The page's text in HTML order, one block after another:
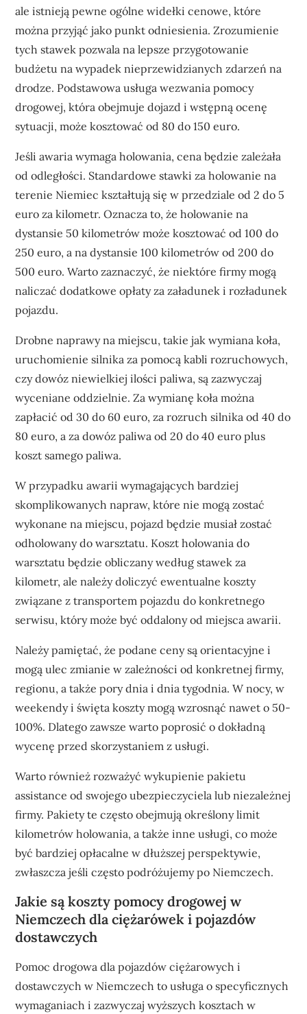
ale istnieją pewne ogólne widełki cenowe, które
można przyjąć jako punkt odniesienia. Zrozumienie
tych stawek pozwala na lepsze przygotowanie
budżetu na wypadek nieprzewidzianych zdarzeń na
drodze. Podstawowa usługa wezwania pomocy
drogowej, która obejmuje dojazd i wstępną ocenę
sytuacji, może kosztować od 80 do 150 euro.
Jeśli awaria wymaga holowania, cena będzie zależała
od odległości. Standardowe stawki za holowanie na
terenie Niemiec kształtują się w przedziale od 2 do 5
euro za kilometr. Oznacza to, że holowanie na
dystansie 50 kilometrów może kosztować od 100 do
250 euro, a na dystansie 100 kilometrów od 200 do
500 euro. Warto zaznaczyć, że niektóre firmy mogą
naliczać dodatkowe opłaty za załadunek i rozładunek
pojazdu.
Drobne naprawy na miejscu, takie jak wymiana koła,
uruchomienie silnika za pomocą kabli rozruchowych,
czy dowóz niewielkiej ilości paliwa, są zazwyczaj
wyceniane oddzielnie. Za wymianę koła można
zapłacić od 30 do 60 euro, za rozruch silnika od 40 do
80 euro, a za dowóz paliwa od 20 do 40 euro plus
koszt samego paliwa.
W przypadku awarii wymagających bardziej
skomplikowanych napraw, które nie mogą zostać
wykonane na miejscu, pojazd będzie musiał zostać
odholowany do warsztatu. Koszt holowania do
warsztatu będzie obliczany według stawek za
kilometr, ale należy doliczyć ewentualne koszty
związane z transportem pojazdu do konkretnego
serwisu, który może być oddalony od miejsca awarii.
Należy pamiętać, że podane ceny są orientacyjne i
mogą ulec zmianie w zależności od konkretnej firmy,
regionu, a także pory dnia i dnia tygodnia. W nocy, w
weekendy i święta koszty mogą wzrosnąć nawet o 50-
100%. Dlatego zawsze warto poprosić o dokładną
wycenę przed skorzystaniem z usługi.
Warto również rozważyć wykupienie pakietu
assistance od swojego ubezpieczyciela lub niezależnej
firmy. Pakiety te często obejmują określony limit
kilometrów holowania, a także inne usługi, co może
być bardziej opłacalne w dłuższej perspektywie,
zwłaszcza jeśli często podróżujemy po Niemczech.
Jakie są koszty pomocy drogowej w
Niemczech dla ciężarówek i pojazdów
dostawczych
Pomoc drogowa dla pojazdów ciężarowych i
dostawczych w Niemczech to usługa o specyficznych
wymaganiach i zazwyczaj wyższych kosztach w